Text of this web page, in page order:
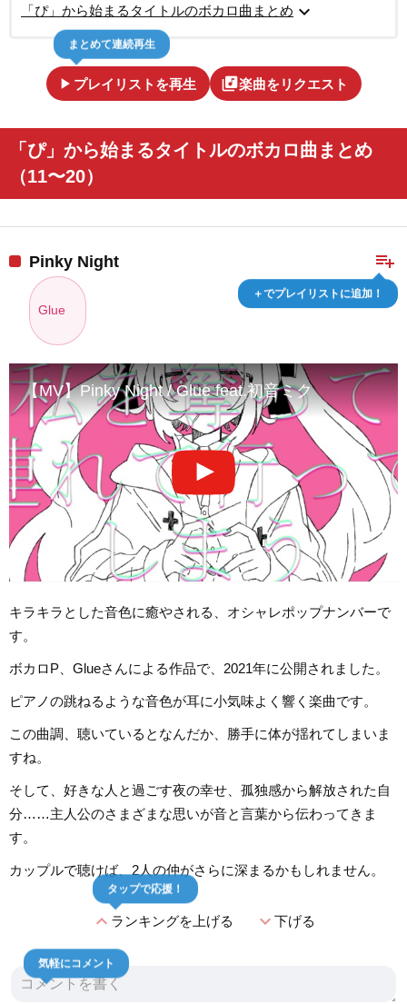
「ぴ」から始まるタイトルのボカロ曲まとめ expand_more
play_arrow プレイリストを再生
まとめて連続再生
library_music楽曲をリクエスト
「ぴ」から始まるタイトルのボカロ曲まとめ
（11〜20）
playlist_add
＋でプレイリストに追加！
Pinky Night
Glue
【MV】Pinky Night / Glue feat.初音ミク
キラキラとした音色に癒やされる、オシャレポップナンバーで
す。
ボカロP、Glueさんによる作品で、2021年に公開されました。
ピアノの跳ねるような音色が耳に小気味よく響く楽曲です。
この曲調、聴いているとなんだか、勝手に体が揺れてしまいま
すね。
そして、好きな人と過ごす夜の幸せ、孤独感から解放された自
分……主人公のさまざまな思いが音と言葉から伝わってきま
す。
カップルで聴けば、2人の仲がさらに深まるかもしれません。
expand_lessランキングを上げる
タップで応援！
expand_more下げる
気軽にコメント